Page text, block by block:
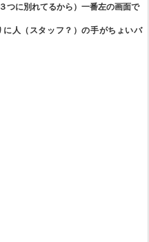
つに別れてるから）一番左の画面で
人（スタッフ？）の手がちょいバ